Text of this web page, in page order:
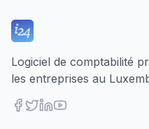
Logiciel de comptabilité
les entreprises au